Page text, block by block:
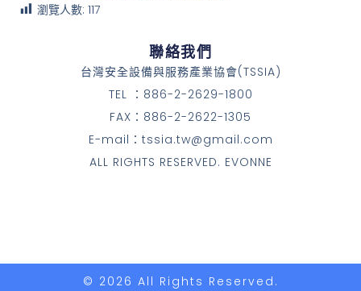
瀏覽人數: 117
聯絡我們
台灣安全設備與服務產業協會(TSSIA)
TEL ：886-2-2629-1800
FAX：886-2-2622-1305
E-mail：tssia.tw@gmail.com
ALL RIGHTS RESERVED. EVONNE
© 2026 All Rights Reserved.